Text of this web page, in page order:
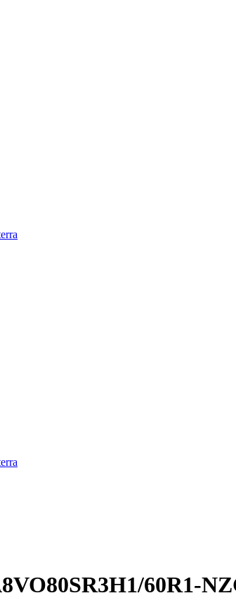
60R1-